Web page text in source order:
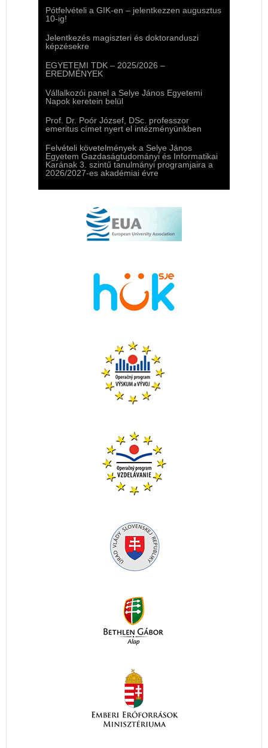
Pótfelvételi a GIK-en – jelentkezzen augusztus
10-ig!
Jelentkezés magiszteri és doktoranduszi
képzésekre
EGYETEMI TDK – 2025/2026 –
EREDMÉNYEK
Vállalkozói panel a Selye János Egyetemi
Napok keretein belül
Prof. Dr. Poór József, DSc. professzor
emeritus címet nyert el intézményünkben
Felvételi követelmények a Selye János
Egyetem Gazdaságtudományi és Informatikai
Karának 3. szintű tanulmányi programjaira a
2026/2027-es akadémiai évre